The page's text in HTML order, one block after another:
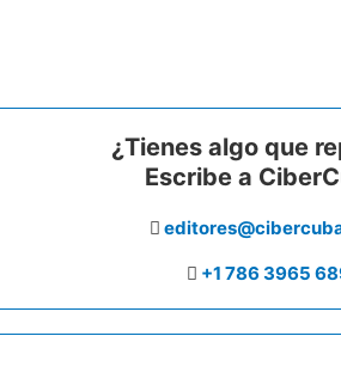
¿Tienes algo que
Escribe a
+1 786 3965